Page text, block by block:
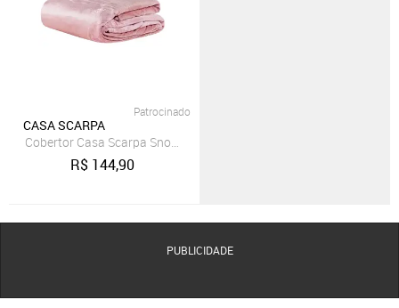
Patrocinado
CASA SCARPA
Cobertor Casa Scarpa Snow Queen Mantinha p/ Viagem Macia -
R$ 144,90
PUBLICIDADE